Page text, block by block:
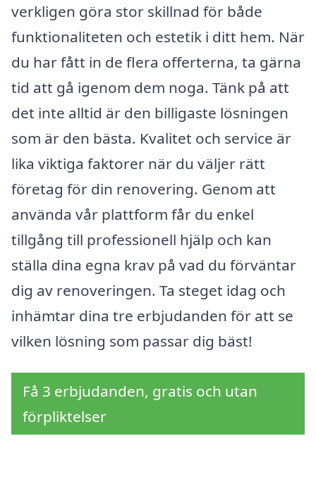
verkligen göra stor skillnad för både
funktionaliteten och estetik i ditt hem. När
du har fått in de flera offerterna, ta gärna
tid att gå igenom dem noga. Tänk på att
det inte alltid är den billigaste lösningen
som är den bästa. Kvalitet och service är
lika viktiga faktorer när du väljer rätt
företag för din renovering. Genom att
använda vår plattform får du enkel
tillgång till professionell hjälp och kan
ställa dina egna krav på vad du förväntar
dig av renoveringen. Ta steget idag och
inhämtar dina tre erbjudanden för att se
vilken lösning som passar dig bäst!
Få 3 erbjudanden, gratis och utan
förpliktelser